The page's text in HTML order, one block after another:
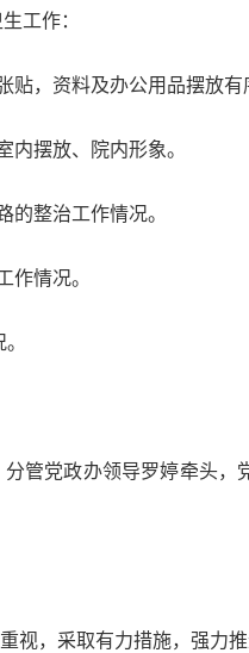
工作：
贴，资料及办公用品摆放
内摆放、院内形象。
的整治工作情况。
作情况。
管党政办领导罗婷牵头
视，采取有力措施，强力